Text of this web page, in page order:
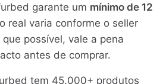
garante um mínimo de 12
real varia conforme o seller
possível, vale a pena
antes de comprar.
tem 45.000+ produtos